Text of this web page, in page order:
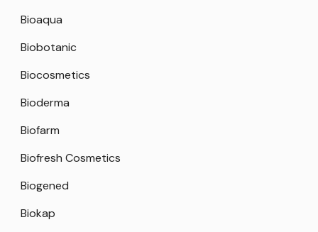
Bioaqua
Biobotanic
Biocosmetics
Bioderma
Biofarm
Biofresh Cosmetics
Biogened
Biokap